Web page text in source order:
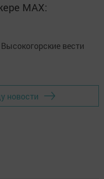
MАХ:
Высокогорские вести
новости